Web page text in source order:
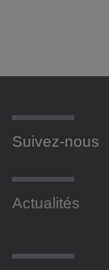
Suivez-nous
Actualités